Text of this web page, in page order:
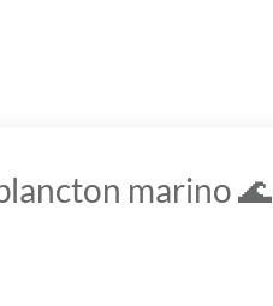
marino 🌊